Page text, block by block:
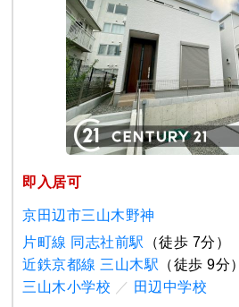
即入居可
京田辺市三山木野神
片町線 同志社前駅
（徒歩 7分）
近鉄京都線 三山木駅 （徒歩 9分）
三山木小学校 ／ 田辺中学校